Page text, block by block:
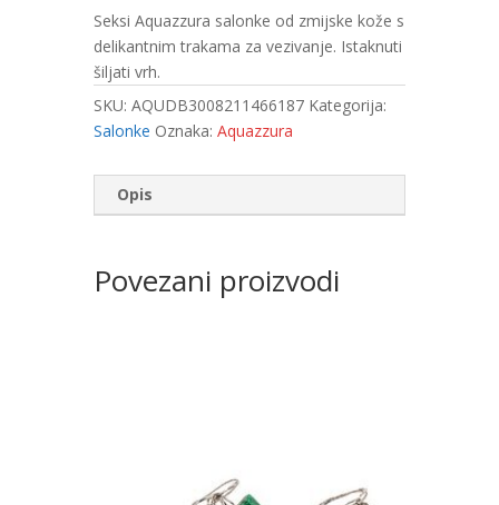
Seksi Aquazzura salonke od zmijske kože s
delikantnim trakama za vezivanje. Istaknuti
šiljati vrh.
SKU: AQUDB3008211466187 Kategorija:
Salonke Oznaka: Aquazzura
Opis
Povezani proizvodi